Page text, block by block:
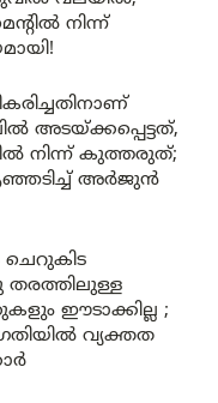
നിന്ന്
അടയ്ക്കപ്പെട്ടത്,
നിന്ന് കുത്തരുത്;
അർജുൻ
തരത്തിലുള്ള
ഈടാക്കില്ല ;
വ്യക്തത